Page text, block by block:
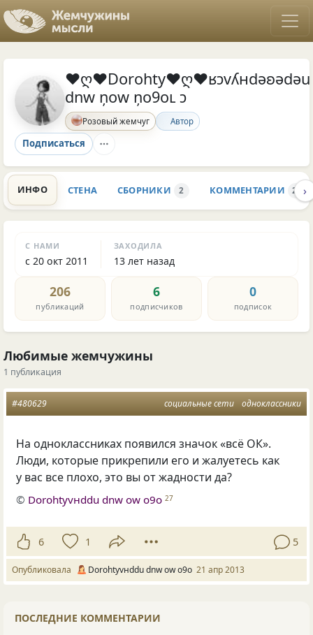
♥ღ♥Dorohty♥ღ♥ʁɔvʎнdǝʚǝdǝu
dnw ņоw ņо9оʟ ɔ
Розовый жемчуг Автор
Подписаться
ИНФО СТЕНА СБОРНИКИ 2 КОММЕНТАРИИ 282
›
С НАМИ
с 20 окт 2011
ЗАХОДИЛА
13 лет назад
206
публикаций
6
подписчиков
0
подписок
Любимые жемчужины
1 публикация
социальные сети одноклассники
#480629
На одноклассниках появился значок«всё ОК».
Люди, которые прикрепили его и жалуетесь как
у вас все плохо, это вы от жадности да?
© Dorohtyvнddu dnw оw о9о 27
6 1 5
Опубликовала Dorohtyvнddu dnw оw о9о 21 апр 2013
ПОСЛЕДНИЕ КОММЕНТАРИИ